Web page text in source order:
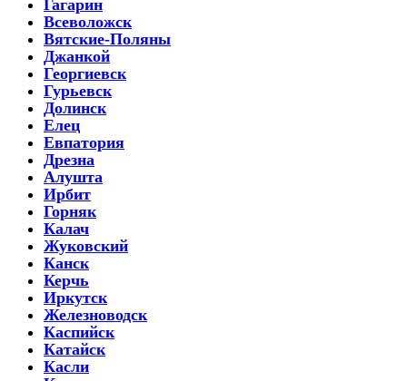
Гагарин
Всеволожск
Вятские-Поляны
Джанкой
Георгиевск
Гурьевск
Долинск
Елец
Евпатория
Дрезна
Алушта
Ирбит
Горняк
Калач
Жуковский
Канск
Керчь
Иркутск
Железноводск
Каспийск
Катайск
Касли